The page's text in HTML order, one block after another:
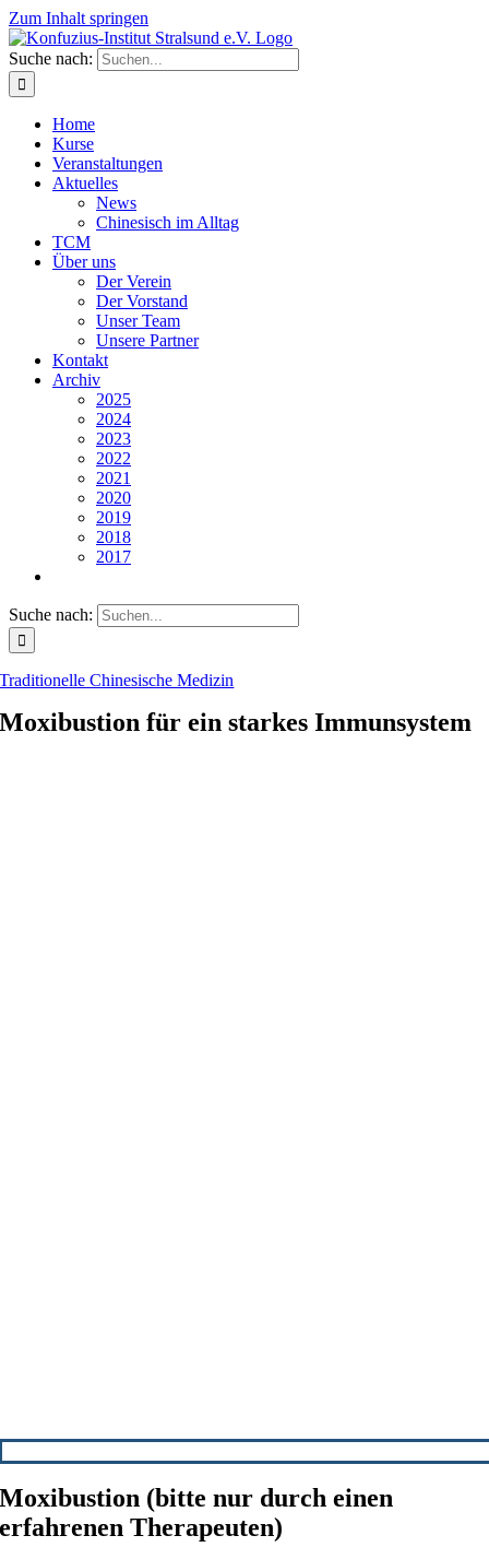
Zum Inhalt springen
Suche nach:
Home
Kurse
Veranstaltungen
Aktuelles
News
Chinesisch im Alltag
TCM
Über uns
Der Verein
Der Vorstand
Unser Team
Unsere Partner
Kontakt
Archiv
2025
2024
2023
2022
2021
2020
2019
2018
2017
Suche nach:
Traditionelle Chinesische Medizin
Moxibustion für ein starkes Immunsystem
Moxibustion (bitte nur durch einen
erfahrenen Therapeuten)